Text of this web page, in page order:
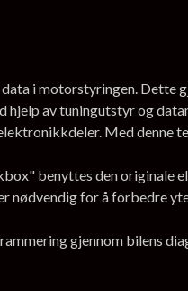
i motorstyringen. Dette
av tuningutstyr og
Med denne
benyttes den originale
nødvendig for å forbedre
gjennom bilens